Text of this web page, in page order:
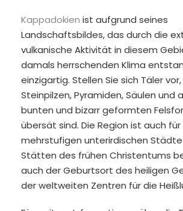
Kappadokien ist aufgrund seines
Landschaftsbildes, das durch die
vulkanische Aktivität in diesem
damals herrschenden Klima
einzigartig. Stellen Sie sich Täler
Steinpilzen, Pyramiden, Säulen und
bunten und bizarr geformten
übersät sind. Die Region ist auch für
mehrstufigen unterirdischen
Stätten des frühen Christentums
auch der Geburtsort des heiligen
der weltweiten Zentren für die